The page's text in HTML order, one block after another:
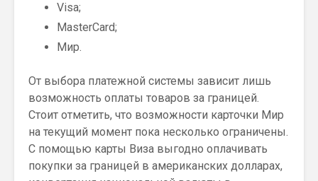
Visa;
MasterCard;
Мир.
От выбора платежной системы зависит лишь
возможность оплаты товаров за границей.
Стоит отметить, что возможности карточки Мир
на текущий момент пока несколько ограничены.
С помощью карты Виза выгодно оплачивать
покупки за границей в американских долларах,